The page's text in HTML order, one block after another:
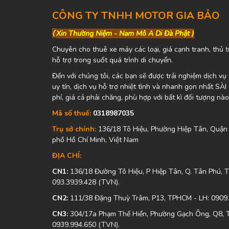
CÔNG TY TNHH MOTOR GIA BẢO
(Xin Thường Niệm - Nam Mô A Di Đà Phật )
Chuyên cho thuê xe máy các loại, giá cạnh tranh, thủ
hỗ trợ trong suốt quá trình di chuyển.
Đến với chúng tôi, các bạn sẽ được trải nghiệm dịch
uy tín, dịch vụ hỗ trợ nhiệt tình và nhanh gọn nhất SÀI
phí, giá cả phải chăng, phù hợp với bất kì đối tượng
Mã số thuế: 0318987035
Trụ sở chính: 136/18 Tô Hiệu, Phường Hiệp Tân,
phố Hồ Chí Minh, Việt Nam
ĐỊA CHỈ:
CN1: 136/18 Đường Tô Hiệu, P Hiệp Tân, Q. Tân Phú,
093.3939.428 (TVN).
CN2: 111/38 Đặng Thuỳ Trâm, P13, TPHCM - LH:
CN3: 304/17a Phạm Thế Hiển, Phường Gạch Ông, Q8,
0939.994.650 (TVN).